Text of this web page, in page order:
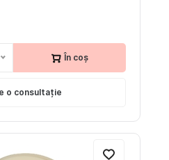
În coș
o consultație